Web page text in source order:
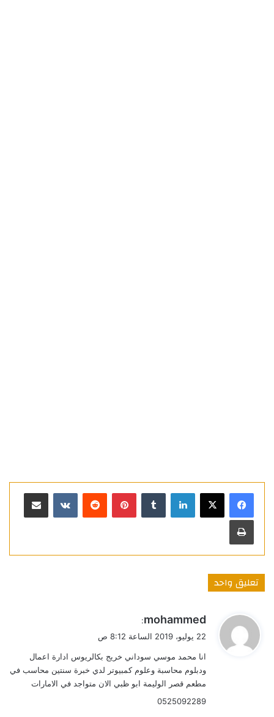
لينكدإن بينتيريست مشاركة عبر البريد
طباعة
تعليق واحد
ي
ل
mohammed
:
22 يوليو، 2019 الساعة 8:12 ص
انا محمد موسي سوداني خريج بكالريوس ادارة اعمال
ودبلوم محاسبة وعلوم كمبيوتر لدي خبرة سنتين محاسب في
مطعم قصر الوليمة ابو ظبي الان متواجد في الامارات
0525092289